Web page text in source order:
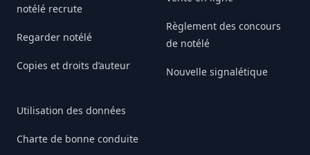
notélé recrute
Regarder notélé
Copies et droits d’auteur
Utilisation des données
Charte de bonne conduite
Règlement des concours
de notélé
Nouvelle signalétique